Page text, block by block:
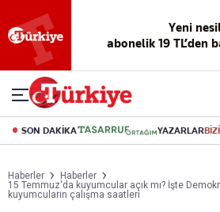
Yeni
abonelik 19 TL’den
SON DAKİKA YAZARLAR
Haberler
Haberler
15 Temmuz'da kuyumcular açık mı? İşte
kuyumcuların çalışma saatleri